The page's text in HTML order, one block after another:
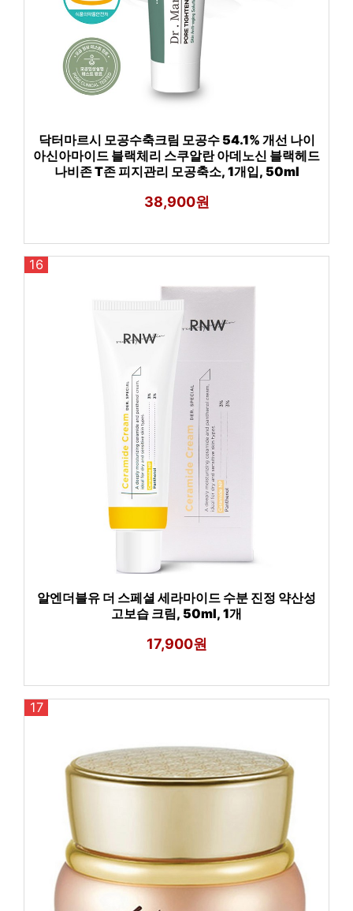
닥터마르시 모공수축크림 모공수 54.1% 개선 나이
아신아마이드 블랙체리 스쿠알란 아데노신 블랙헤드
나비존 T존 피지관리 모공축소, 1개입, 50ml
38,900원
16
알엔더블유 더 스페셜 세라마이드 수분 진정 약산성
고보습 크림, 50ml, 1개
17,900원
17